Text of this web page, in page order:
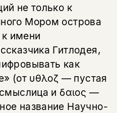
не только к
Мором острова
имени
Гитлодея,
как
(от υθλοζ — пустая
и δαιος —
название Научно-